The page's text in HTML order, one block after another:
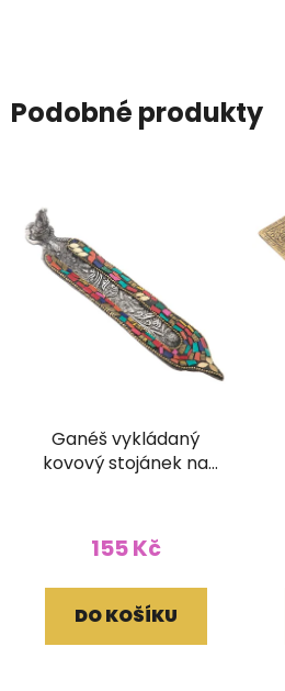
Podobné produkty
Ganéš vykládaný
kovový stojánek na
155 Kč
DO KOŠÍKU